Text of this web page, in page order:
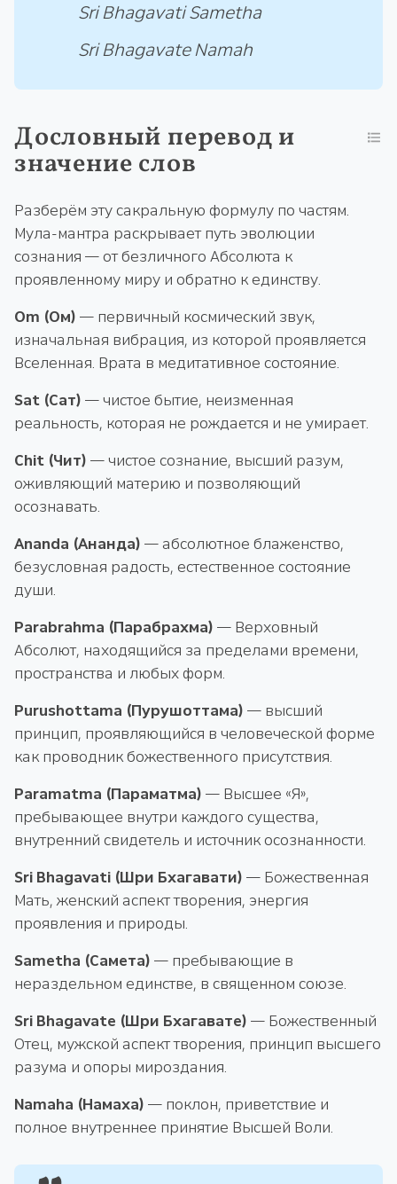
Sri Bhagavati Sametha
Sri Bhagavate Namah
Дословный перевод и
значение слов
Разберём эту сакральную формулу по частям.
Мула-мантра раскрывает путь эволюции
сознания — от безличного Абсолюта к
проявленному миру и обратно к единству.
Om (Ом) — первичный космический звук,
изначальная вибрация, из которой проявляется
Вселенная. Врата в медитативное состояние.
Sat (Сат) — чистое бытие, неизменная
реальность, которая не рождается и не умирает.
Chit (Чит) — чистое сознание, высший разум,
оживляющий материю и позволяющий
осознавать.
Ananda (Ананда) — абсолютное блаженство,
безусловная радость, естественное состояние
души.
Parabrahma (Парабрахма) — Верховный
Абсолют, находящийся за пределами времени,
пространства и любых форм.
Purushottama (Пурушоттама) — высший
принцип, проявляющийся в человеческой форме
как проводник божественного присутствия.
Paramatma (Параматма) — Высшее «Я»,
пребывающее внутри каждого существа,
внутренний свидетель и источник осознанности.
Sri Bhagavati (Шри Бхагавати) — Божественная
Мать, женский аспект творения, энергия
проявления и природы.
Sametha (Самета) — пребывающие в
нераздельном единстве, в священном союзе.
Sri Bhagavate (Шри Бхагавате) — Божественный
Отец, мужской аспект творения, принцип высшего
разума и опоры мироздания.
Namaha (Намаха) — поклон, приветствие и
полное внутреннее принятие Высшей Воли.